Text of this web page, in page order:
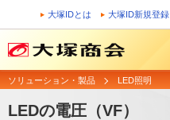
大塚IDとは 大塚ID新規登録
ソリューション・製品 LED照明
LEDの電圧（VF）